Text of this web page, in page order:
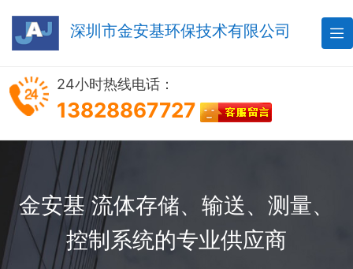
深圳市金安基环保技术有限公司 
24小时热线电话：
13828867727
金安基 流体存储、输送、测量、
控制系统的专业供应商